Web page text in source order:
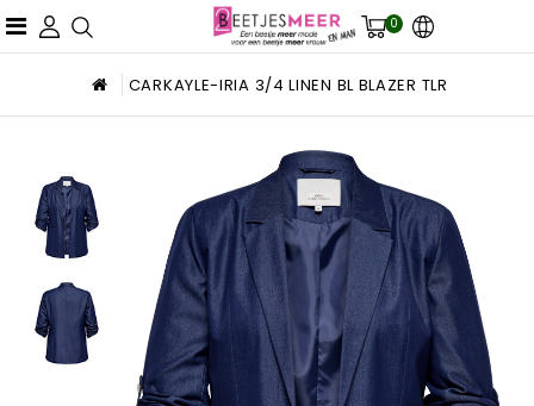
0
CARKAYLE-IRIA 3/4 LINEN BL BLAZER TLR